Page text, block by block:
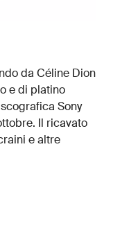
da Céline Dion
e di platino
Sony
Il ricavato
e altre